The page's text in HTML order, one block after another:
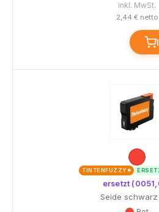
inkl. MwSt.
2,44 € netto
TINTENFUZZY®
ersetzt
Seide